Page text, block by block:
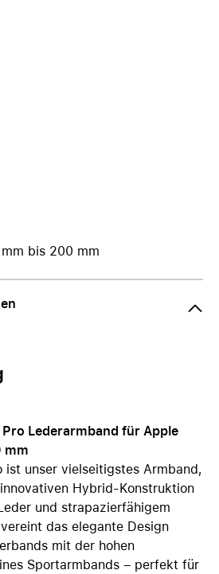
bis 200 mm
Lederarmband für Apple
mm
ist unser vielseitigstes Armband,
Hybrid-Konstruktion
und strapazierfähigem
das elegante Design
mit der hohen
Sportarmbands – perfekt für